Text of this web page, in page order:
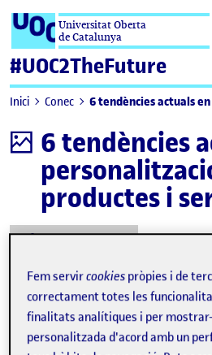
Saltar al contingutUniversitat Oberta
de Catalunya
#UOC2TheFuture
Inici Conec 6 tendències actuals en
Infografia6 tendències
productes i
Descarregar
Fem servircookies pròpies i de
correctament totes les
finalitats analítiques i per
personalitzada d'acord amb un